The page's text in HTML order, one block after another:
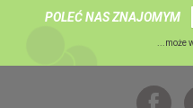
POLEĆ NAS ZNAJOMYM